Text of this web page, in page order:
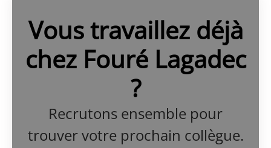
Vous travaillez déjà
chez Fouré Lagadec
?
Recrutons ensemble pour
trouver votre prochain collègue.